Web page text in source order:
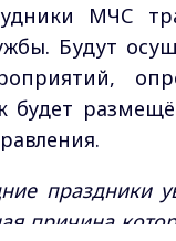
МЧС
Будут
праздники
причина